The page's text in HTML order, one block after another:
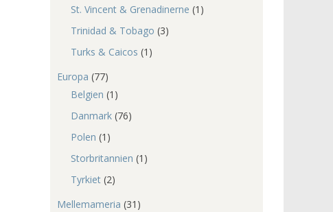
St. Vincent & Grenadinerne (1)
Trinidad & Tobago (3)
Turks & Caicos (1)
Europa (77)
Belgien (1)
Danmark (76)
Polen (1)
Storbritannien (1)
Tyrkiet (2)
Mellemameria (31)